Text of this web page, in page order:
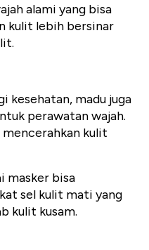
alami yang bisa
kulit lebih bersinar
kesehatan, madu juga
perawatan wajah.
kulit
masker bisa
sel kulit mati yang
kulit kusam.